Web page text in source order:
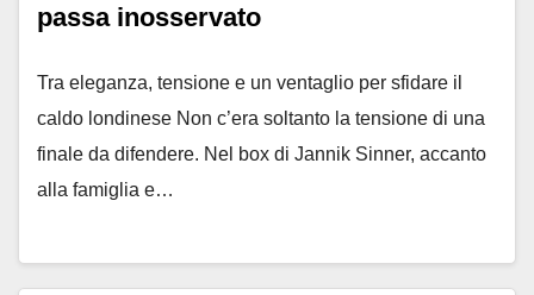
passa inosservato
Tra eleganza, tensione e un ventaglio per sfidare il
caldo londinese Non c’era soltanto la tensione di una
finale da difendere. Nel box di Jannik Sinner, accanto
alla famiglia e…